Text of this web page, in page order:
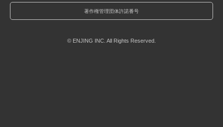
著作権管理団体許諾番号
© ENJING INC. All Rights Reserved.